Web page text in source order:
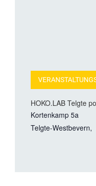
HOKO.LAB Telgte
Kortenkamp 5a
Telgte-Westbevern,